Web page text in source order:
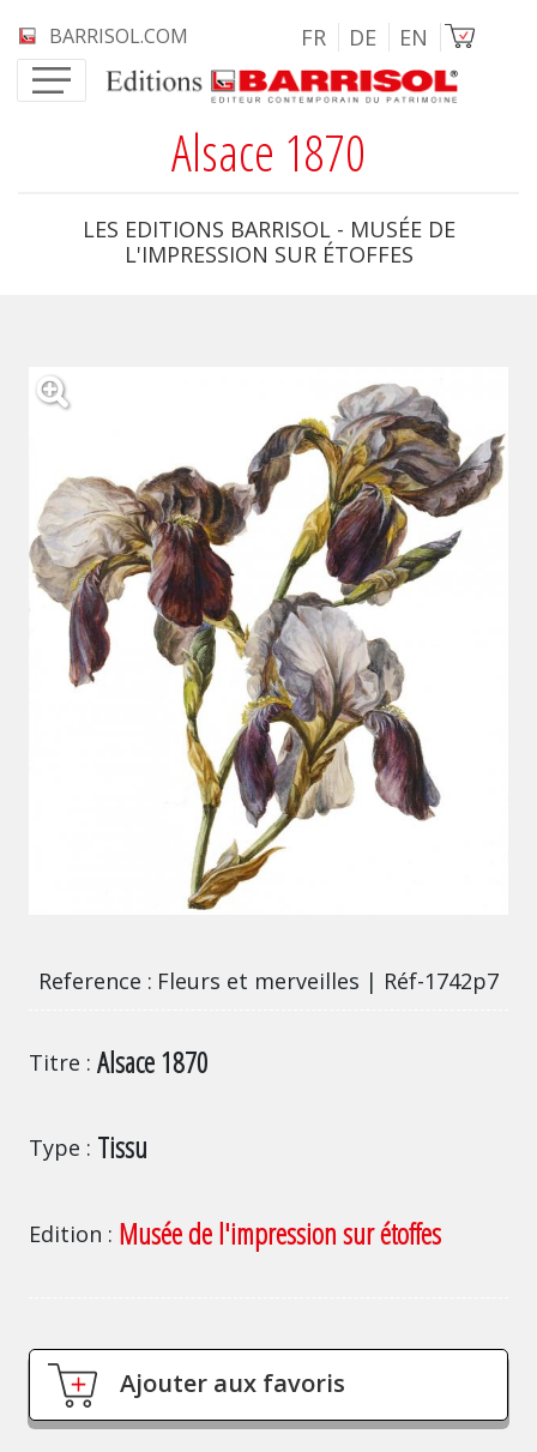
BARRISOL.COM FR DE EN Image
Alsace 1870
LES EDITIONS BARRISOL - MUSÉE DE
L'IMPRESSION SUR ÉTOFFES
Reference
Fleurs et merveilles | Réf-1742p7
Titre Alsace 1870
Type Tissu
Edition Musée de l'impression sur étoffes
Ajouter aux favoris